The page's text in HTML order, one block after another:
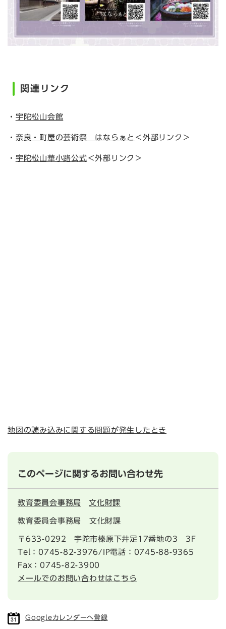
関連リンク
・ 宇陀松山会館
・ 奈良・町屋の芸術祭 はならぁと ＜外部リンク＞
・ 宇陀松山華小路公式 ＜外部リンク＞
地図の読み込みに関する問題が発生したとき
このページに関するお問い合わせ先
教育委員会事務局 文化財課
教育委員会事務局 文化財課
〒633-0292
宇陀市榛原下井足17番地の3 3F
Tel：0745-82-3976/IP電話：0745-88-9365
Fax：0745-82-3900
メールでのお問い合わせはこちら
Googleカレンダーへ登録